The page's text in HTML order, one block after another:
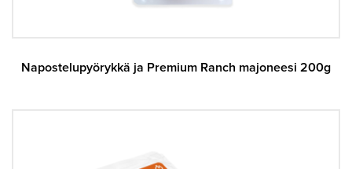
Napostelupyörykkä ja Premium Ranch majoneesi 200g